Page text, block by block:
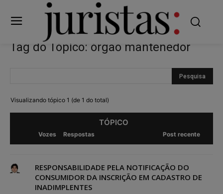
Tag do Tópico: órgão mantenedor
Visualizando tópico 1 (de 1 do total)
TÓPICO
Vozes Respostas Post recente
RESPONSABILIDADE PELA NOTIFICAÇÃO DO
CONSUMIDOR DA INSCRIÇÃO EM CADASTRO DE
INADIMPLENTES